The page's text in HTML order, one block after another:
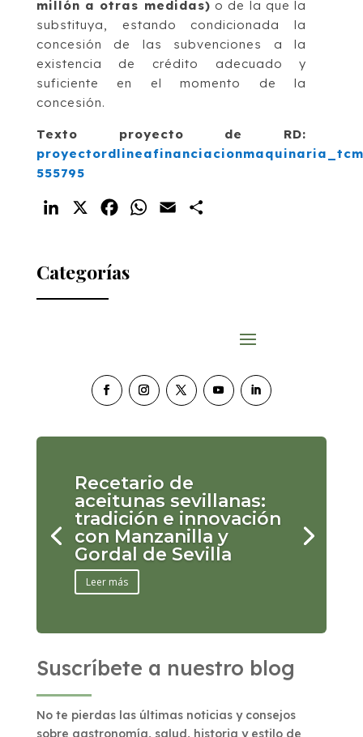
millón a otras medidas) o de la que la
substituya, estando condicionada la
concesión de las subvenciones a la
existencia de crédito adecuado y
suficiente en el momento de la
concesión.
Texto proyecto de RD:
555795
LinkedIn FacebookWhatsApp
Email
Categorías
Recetario de
aceitunas sevillanas:
tradición e innovación
con Manzanilla y
Gordal de Sevilla
Leer más
Suscríbete a nuestro blog
No te pierdas las últimas noticias y consejos
sobre gastronomía, salud, historia y estilo de